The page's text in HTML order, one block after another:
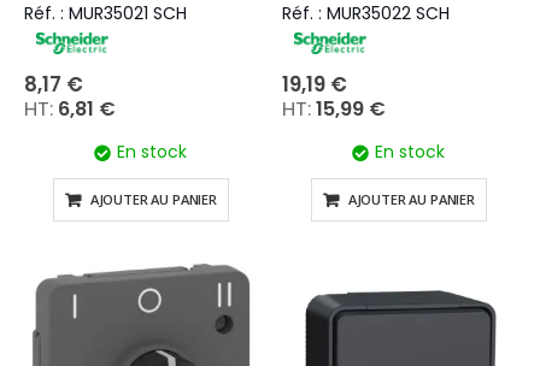
Réf. : MUR35021 SCH
8,17 €
6,81 €
En stock
AJOUTER AU PANIER
Réf. : MUR35022 SCH
19,19 €
15,99 €
En stock
AJOUTER AU PANIER